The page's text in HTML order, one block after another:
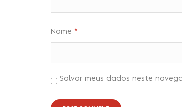
Name *
Salvar meus dados neste